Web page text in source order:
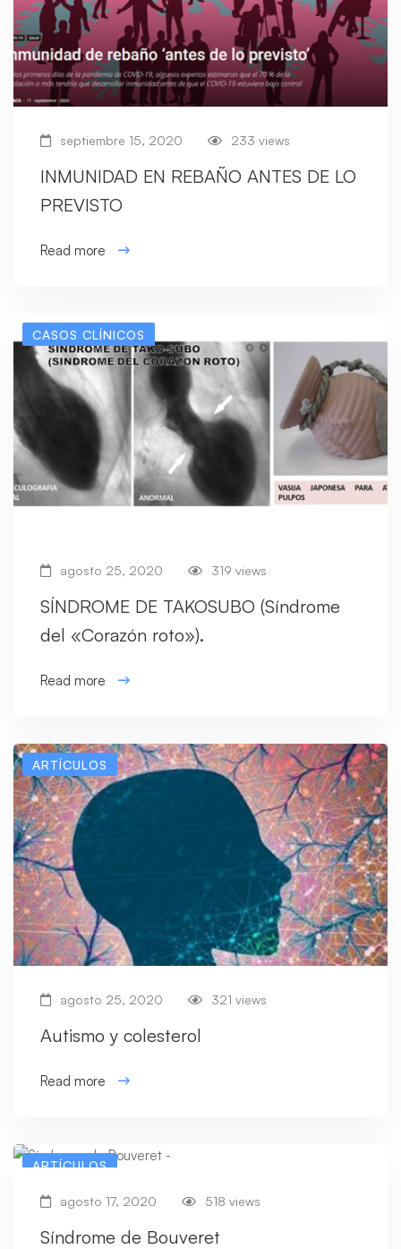
septiembre 15, 2020 233 views
INMUNIDAD EN REBAÑO ANTES DE LO
PREVISTO
Read more
CASOS CLÍNICOS
agosto 25, 2020 319 views
SÍNDROME DE TAKOSUBO (Síndrome
del «Corazón roto»).
Read more
ARTÍCULOS
agosto 25, 2020 321 views
Autismo y colesterol
Read more
ARTÍCULOS
agosto 17, 2020 518 views
Síndrome de Bouveret